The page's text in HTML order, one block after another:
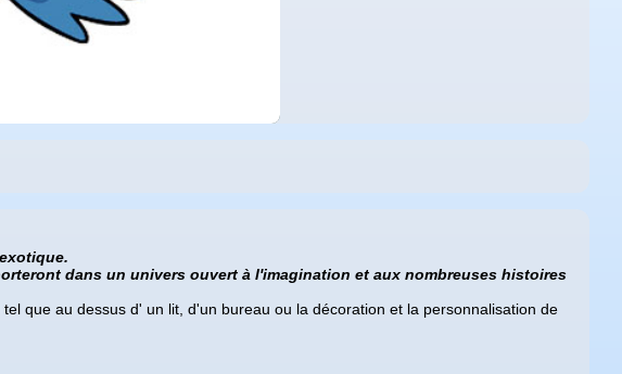
dans un univers ouvert à l'imagination et aux nombreuses histoires
que au dessus d' un lit, d'un bureau ou la décoration et la personnalisation de